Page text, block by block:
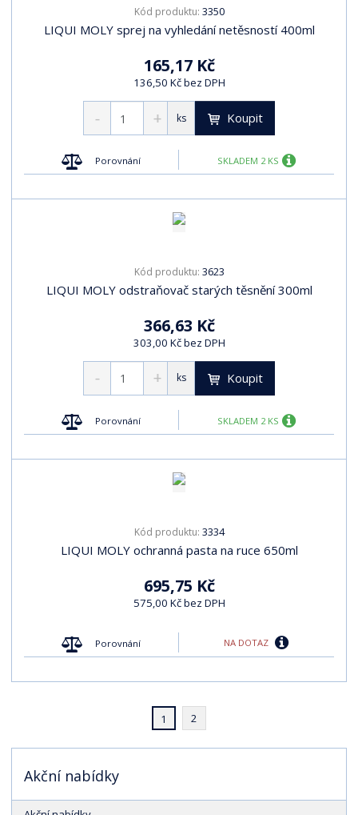
Kód produktu: 3350
LIQUI MOLY sprej na vyhledání netěsností 400ml
165,17 Kč
136,50 Kč bez DPH
ks Koupit
Porovnání SKLADEM 2 KS
Kód produktu: 3623
LIQUI MOLY odstraňovač starých těsnění 300ml
366,63 Kč
303,00 Kč bez DPH
ks Koupit
Porovnání SKLADEM 2 KS
Kód produktu: 3334
LIQUI MOLY ochranná pasta na ruce 650ml
695,75 Kč
575,00 Kč bez DPH
Porovnání NA DOTAZ
1 2
Akční nabídky